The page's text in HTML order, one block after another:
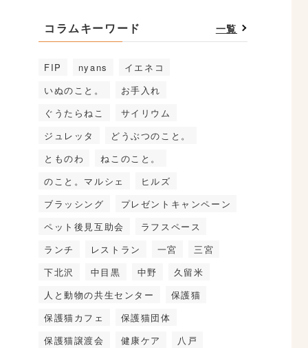
コラムキーワード 一覧
FIP nyans
イエネコ
いぬのこと。
お手入れ
ぐうたらねこ
サイリウム
ジュレッタ
どうぶつのこと。
とものわ
ねこのこと。
のこと。マルシェ
ヒルズ
ブラッシング
プレゼントキャンペーン
ペット後見互助会
ラフスペース
ランチ
レストラン 一宮
三宮
下北沢
中目黒 中野
久留米
人と動物の共生センター
保護猫
保護猫カフェ
保護猫団体
保護猫譲渡会
健康ケア
八戸